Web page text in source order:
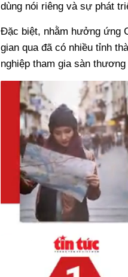
dùng nói riêng và sự phát
Đặc biệt, nhằm hưởng ứng
gian qua đã có nhiều tỉnh
nghiệp tham gia sàn